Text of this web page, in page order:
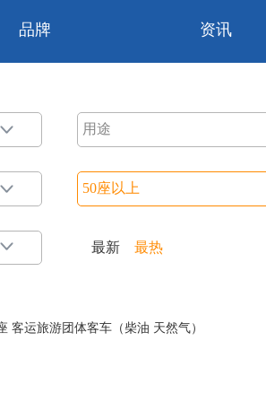
品牌 资讯
最新 最热
客运旅游团体客车（柴油 天然气）